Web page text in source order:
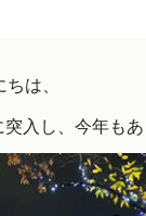
は、
入し、今年もあ